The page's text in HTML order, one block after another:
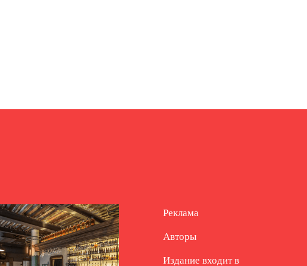
Реклама
Авторы
Издание входит в